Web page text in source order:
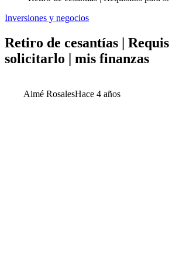
Inversiones y negocios
Retiro de cesantías |
solicitarlo | mis finanzas
Aimé RosalesHace 4 años